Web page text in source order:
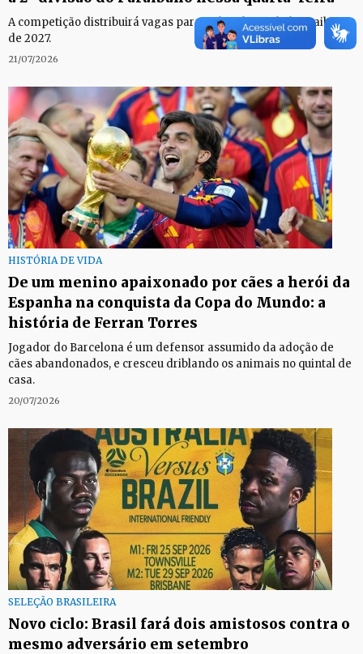
A competição distribuirá vagas para a elite do futebol paraibano
de 2027.
21/07/2026
HISTÓRIA DE VIDA
De um menino apaixonado por cães a herói da
Espanha na conquista da Copa do Mundo: a
história de Ferran Torres
Jogador do Barcelona é um defensor assumido da adoção de
cães abandonados, e cresceu driblando os animais no quintal de
casa.
20/07/2026
SELEÇÃO BRASILEIRA
Novo ciclo: Brasil fará dois amistosos contra o
mesmo adversário em setembro